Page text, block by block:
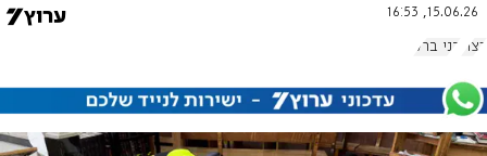
15.06.26, 16:53
רצח בני ברק